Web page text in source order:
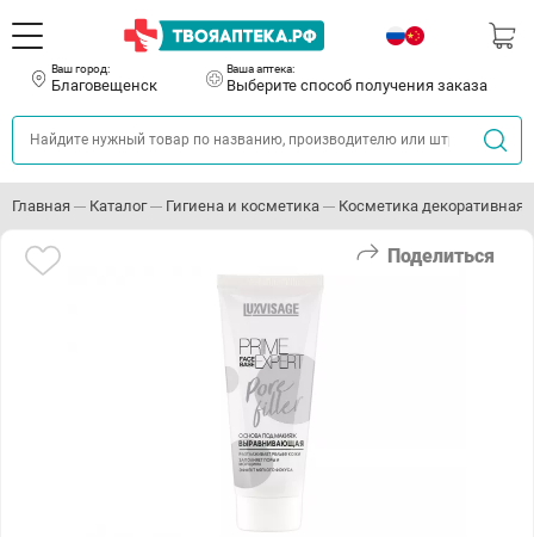
Ваш город:
Благовещенск
Ваша аптека:
Выберите способ получения заказа
Главная Каталог Гигиена и косметика Косметика декоративная
Поделиться